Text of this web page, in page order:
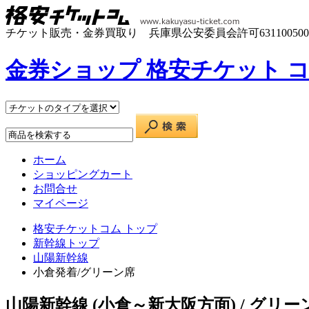
チケット販売・金券買取り 兵庫県公安委員会許可
金券ショップ 格安チケット
ホーム
ショッピングカート
お問合せ
マイページ
格安チケットコム トップ
新幹線トップ
山陽新幹線
小倉発着/グリーン席
山陽新幹線 (小倉～新大阪方面) / グリ